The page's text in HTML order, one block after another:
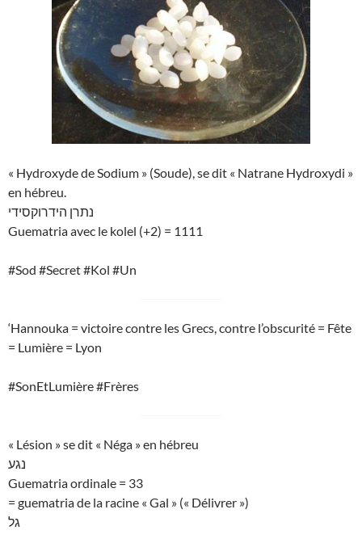
« Hydroxyde de Sodium » (Soude), se dit « Natrane Hydroxydi »
en hébreu.
נתרן הידרוקסידי
Guematria avec le kolel (+2) = 1111
#Sod #Secret #Kol #Un
‘Hannouka = victoire contre les Grecs, contre l’obscurité = Fête
= Lumière = Lyon
#SonEtLumière #Frères
« Lésion » se dit « Néga » en hébreu
נגע
Guematria ordinale = 33
= guematria de la racine « Gal » (« Délivrer »)
גל